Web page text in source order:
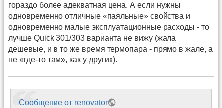
гораздо более адекватная цена. А если нужны
одновременно отличные «паяльные» свойства и
одновременно малые эксплуатационные расходы - то
лучше Quick 301/303 варианта не вижу (жала
дешевые, и в то же время термопара - прямо в жале, а
не «где-то там», как у других).
Сообщение от renovator